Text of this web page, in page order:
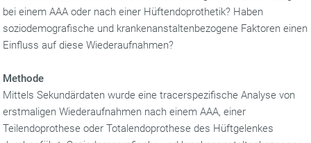
bei einem AAA oder nach einer Hüftendoprothetik? Haben
soziodemografische und krankenanstaltenbezogene Faktoren einen
Einfluss auf diese Wiederaufnahmen?
Methode
Mittels Sekundärdaten wurde eine tracerspezifische Analyse von
erstmaligen Wiederaufnahmen nach einem AAA, einer
Teilendoprothese oder Totalendoprothese des Hüftgelenkes